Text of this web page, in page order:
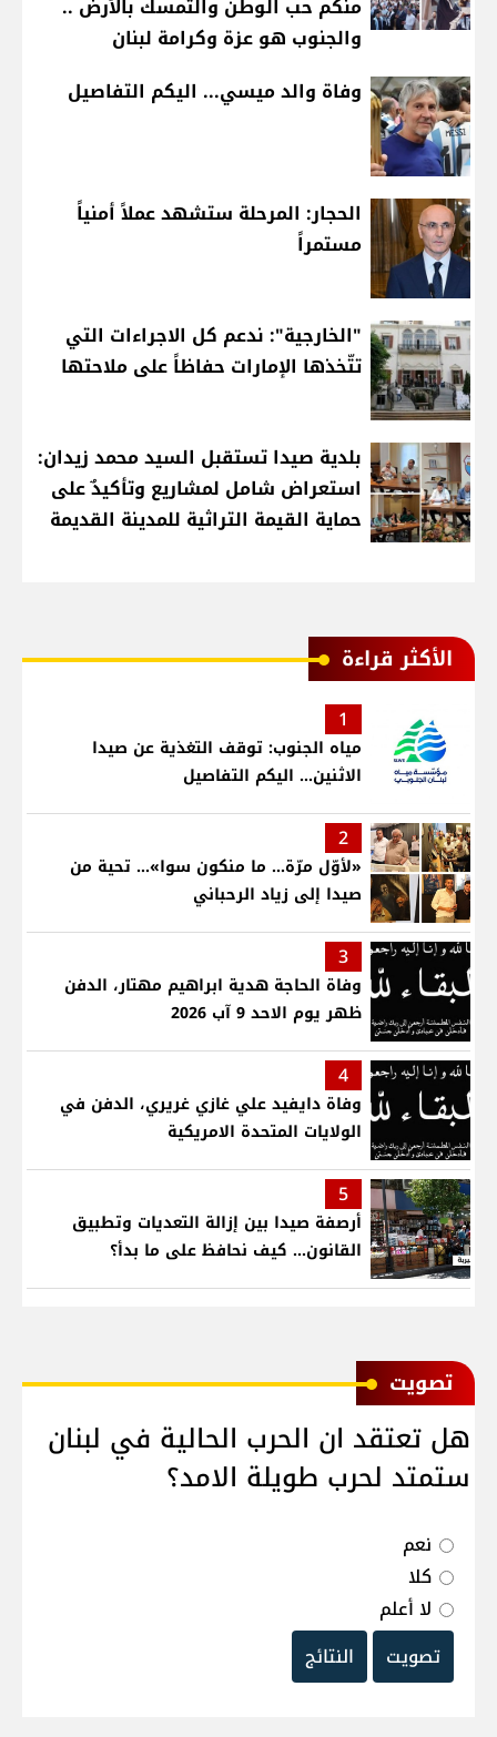
منكم حب الوطن والتمسك بالأرض ..
والجنوب هو عزة وكرامة لبنان
وفاة والد ميسي... اليكم التفاصيل
الحجار: المرحلة ستشهد عملاً أمنياً
مستمراً
"الخارجية": ندعم كل الاجراءات التي
تتّخذها الإمارات حفاظاً على ملاحتها
بلدية صيدا تستقبل السيد محمد زيدان:
استعراض شامل لمشاريع وتأكيدٌ على
حماية القيمة التراثية للمدينة القديمة
الأكثر قراءة
1
مياه الجنوب: توقف التغذية عن صيدا
الاثنين... اليكم التفاصيل
2
«لأوّل مرّة… ما منكون سوا»… تحية من
صيدا إلى زياد الرحباني
3
وفاة الحاجة هدية ابراهيم مهتار، الدفن
ظهر يوم الاحد 9 آب 2026
4
وفاة دايفيد علي غازي غريري، الدفن في
الولايات المتحدة الامريكية
5
أرصفة صيدا بين إزالة التعديات وتطبيق
القانون... كيف نحافظ على ما بدأ؟
ﺗﺼﻮﻳﺖ
هل تعتقد ان الحرب الحالية في لبنان
ستمتد لحرب طويلة الامد؟
نعم
كلا
لا أعلم
تصويت
النتائج